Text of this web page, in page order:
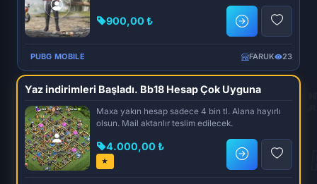
900,00 ₺
PUBG MOBILE FARUK 23
Yaz indirimleri Başladı. Bb18 Hesap Çok Uyguna
Maxa yakın hesap sadece 4 bin tl. Alana hayırlı
olsun. Mail aktarılır teslim edilecek.
4.000,00 ₺
★